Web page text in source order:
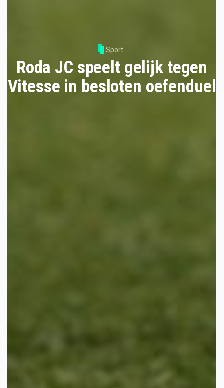
Sport
Roda JC speelt gelijk tegen
Vitesse in besloten oefenduel